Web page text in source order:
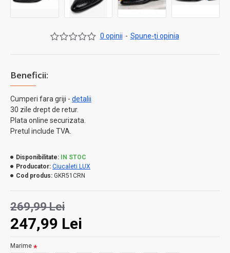
Beneficii:
Cumperi fara griji - detalii
30 zile drept de retur.
Plata online securizata.
Pretul include TVA.
0 opinii - Spune-ţi opinia
269,99 Lei
247,99 Lei
Disponibilitate: IN STOC
Producator: Ciucaleti LUX
Cod produs: GKR51CRN
Marime